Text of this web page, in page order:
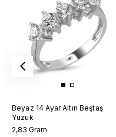
Beyaz 14 Ayar Altın Beştaş
Yüzük
2,83 Gram